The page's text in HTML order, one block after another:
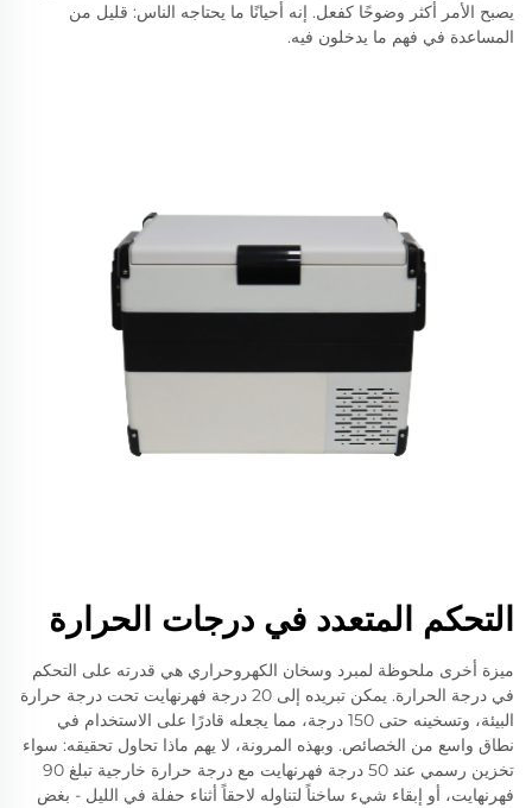
يصبح الأمر أكثر وضوحًا كفعل. إنه أحيانًا ما يحتاجه الناس: قليل من
المساعدة في فهم ما يدخلون فيه.
التحكم المتعدد في درجات الحرارة
ميزة أخرى ملحوظة لمبرد وسخان الكهروحراري هي قدرته على التحكم
في درجة الحرارة. يمكن تبريده إلى 20 درجة فهرنهايت تحت درجة حرارة
البيئة، وتسخينه حتى 150 درجة، مما يجعله قادرًا على الاستخدام في
نطاق واسع من الخصائص. وبهذه المرونة، لا يهم ماذا تحاول تحقيقه: سواء
تخزين رسمي عند 50 درجة فهرنهايت مع درجة حرارة خارجية تبلغ 90
فهرنهايت، أو إبقاء شيء ساخناً لتناوله لاحقاً أثناء حفلة في الليل - بغض